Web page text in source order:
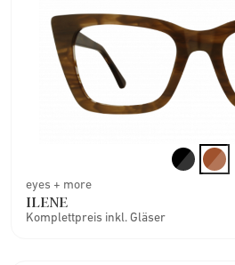
eyes + more
ILENE
Komplettpreis inkl. Gläser